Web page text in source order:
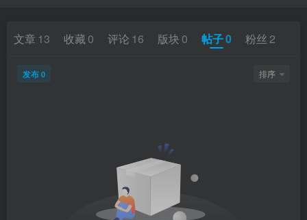
文章 13 收藏 0 评论 16 版块 0 帖子0 粉丝 2
发布 0 排序